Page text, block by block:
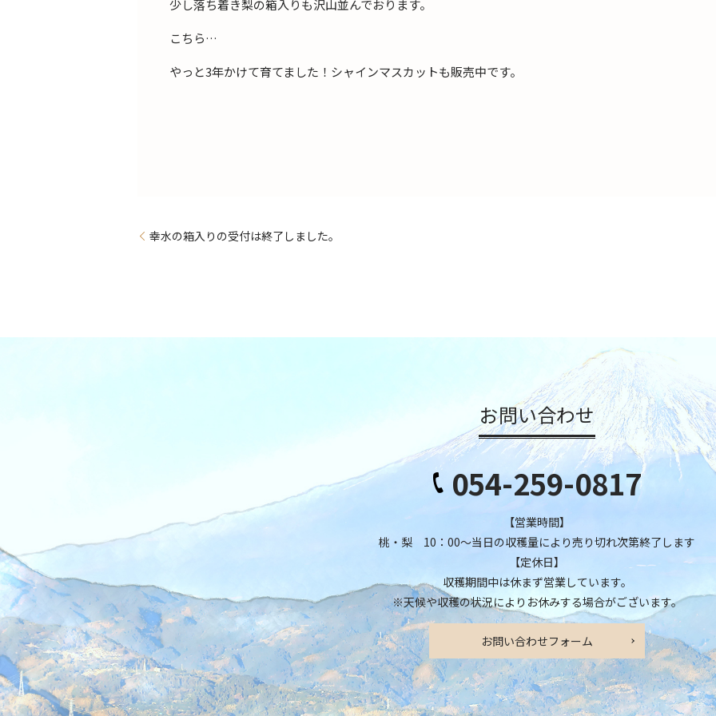
少し落ち着き梨の箱入りも沢山並んでおります。
こちら…
やっと3年かけて育てました！シャインマスカットも販売中です。
幸水の箱入りの受付は終了しました。
お問い合わせ
054-259-0817
【営業時間】
桃・梨 10：00～当日の収穫量により売り切れ次第終了します
【定休日】
収穫期間中は休まず営業しています。
※天候や収穫の状況によりお休みする場合がございます。
お問い合わせフォーム